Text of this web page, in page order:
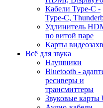
Кабели Type-C -
Type-C,
Удлинитель
по витой паре
Карты
Всё для звука
Наушники
Bluetooth -
ресиверы и
трансмиттеры
Звуковые карты